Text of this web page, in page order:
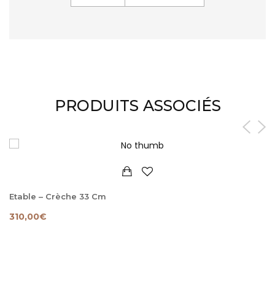
PRODUITS ASSOCIÉS
Etable – Crèche 33 Cm
310,00€